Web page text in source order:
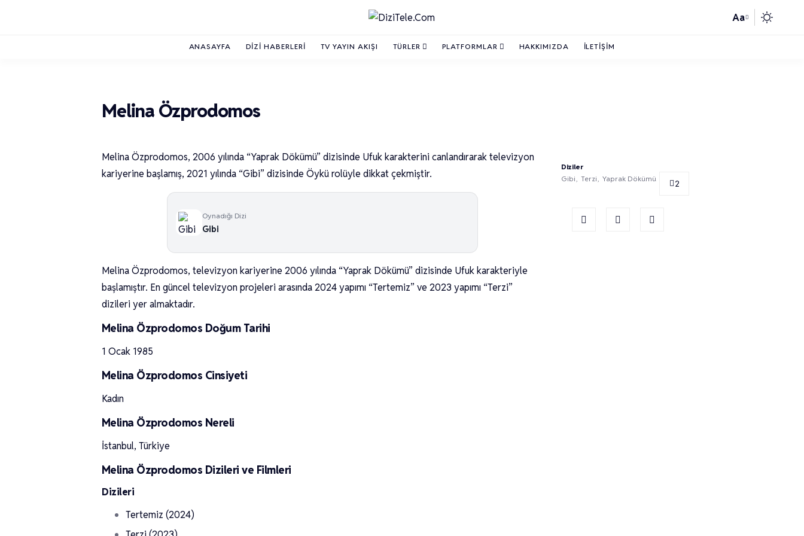
Aa
ANASAYFA DIZI HABERLERI TV YAYIN AKIŞI TÜRLER PLATFORMLAR HAKKIMIZDA İLETIŞIM
Melina Özprodomos
Melina Özprodomos, 2006 yılında “Yaprak Dökümü” dizisinde Ufuk karakterini canlandırarak televizyon
kariyerine başlamış, 2021 yılında “Gibi” dizisinde Öykü rolüyle dikkat çekmiştir.
Oynadığı Dizi
Gibi
Melina Özprodomos, televizyon kariyerine 2006 yılında “Yaprak Dökümü” dizisinde Ufuk karakteriyle
başlamıştır. En güncel televizyon projeleri arasında 2024 yapımı “Tertemiz” ve 2023 yapımı “Terzi”
dizileri yer almaktadır.
Melina Özprodomos Doğum Tarihi
1 Ocak 1985
Melina Özprodomos Cinsiyeti
Kadın
Melina Özprodomos Nereli
İstanbul, Türkiye
Melina Özprodomos Dizileri ve Filmleri
Dizileri
Tertemiz (2024)
Diziler
Gibi
Terzi Yaprak Dökümü 2